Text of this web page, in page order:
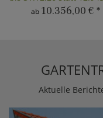
ab 10.356,00 € *
Aktuelle